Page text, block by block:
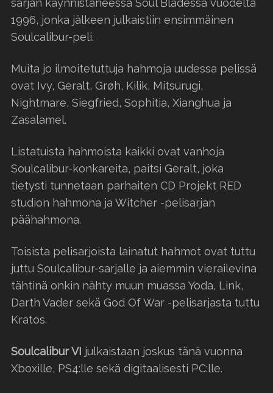
sarjan käynnistäneessä Soul Bladessa vuodelta
1996, jonka jälkeen julkaistiin ensimmäinen
Soulcalibur-peli.
Muita jo ilmoitetuttuja hahmoja uudessa pelissä
ovat Ivy, Geralt, Grøh, Kilik, Mitsurugi,
Nightmare, Siegfried, Sophitia, Xianghua ja
Zasalamel.
Listatuista hahmoista kaikki ovat vanhoja
Soulcalibur-konkareita, paitsi Geralt, joka
tietysti tunnetaan parhaiten CD Projekt RED
studion hahmona ja Witcher -pelisarjan
päähahmona.
Toisista pelisarjoista lainatut hahmot ovat tuttu
juttu Soulcalibur-sarjalle ja aiemmin vierailevina
tähtinä onkin nähty muun muassa Yoda, Link,
Darth Vader sekä God Of War -pelisarjasta tuttu
Kratos.
Soulcalibur VI julkaistaan joskus tänä vuonna
Xboxille, PS4:lle sekä digitaalisesti PC:lle.